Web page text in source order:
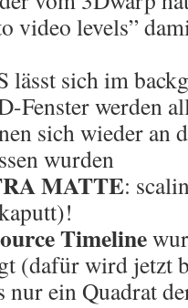
video levels”
lässt sich im
Fenster werden
sich wieder an
wurden
MATTE:
Timeline
(dafür wird jetzt
nur ein Quadrat